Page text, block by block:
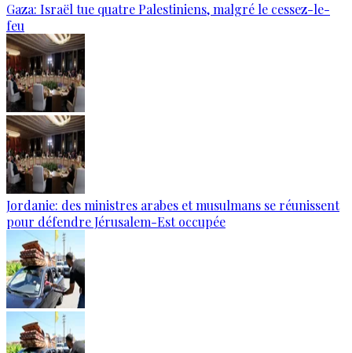
Gaza: Israël tue quatre Palestiniens, malgré le cessez-le-
feu
Jordanie: des ministres arabes et musulmans se réunissent
pour défendre Jérusalem-Est occupée